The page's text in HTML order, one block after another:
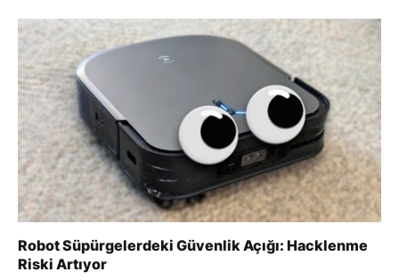
Robot Süpürgelerdeki Güvenlik Açığı: Hacklenme
Riski Artıyor